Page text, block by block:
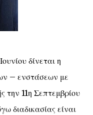
δίνεται η
– ενστάσεων με
την 11η Σεπτεμβρίου
διαδικασίας είναι